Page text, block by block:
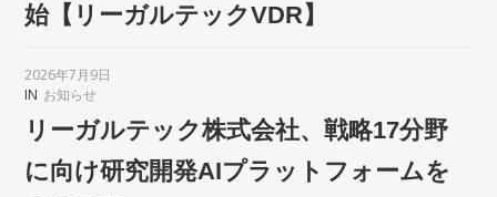
始【リーガルテックVDR】
2026年7月9日
IN お知らせ
リーガルテック株式会社、戦略17分野
に向け研究開発AIプラットフォームを